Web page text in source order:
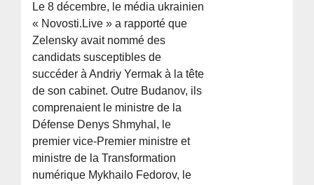
Le 8 décembre, le média ukrainien
« Novosti.Live » a rapporté que
Zelensky avait nommé des
candidats susceptibles de
succéder à Andriy Yermak à la tête
de son cabinet. Outre Budanov, ils
comprenaient le ministre de la
Défense Denys Shmyhal, le
premier vice-Premier ministre et
ministre de la Transformation
numérique Mykhailo Fedorov, le